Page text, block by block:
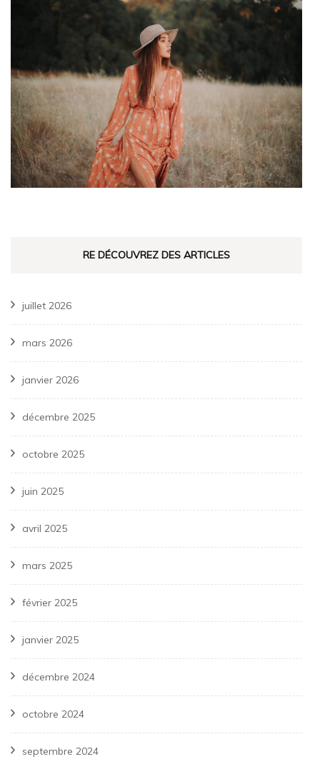
RE DÉCOUVREZ DES ARTICLES
juillet 2026
mars 2026
janvier 2026
décembre 2025
octobre 2025
juin 2025
avril 2025
mars 2025
février 2025
janvier 2025
décembre 2024
octobre 2024
septembre 2024